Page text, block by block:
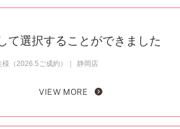
て選択することができました
（2026.5ご成約） 静岡店
VIEW MORE